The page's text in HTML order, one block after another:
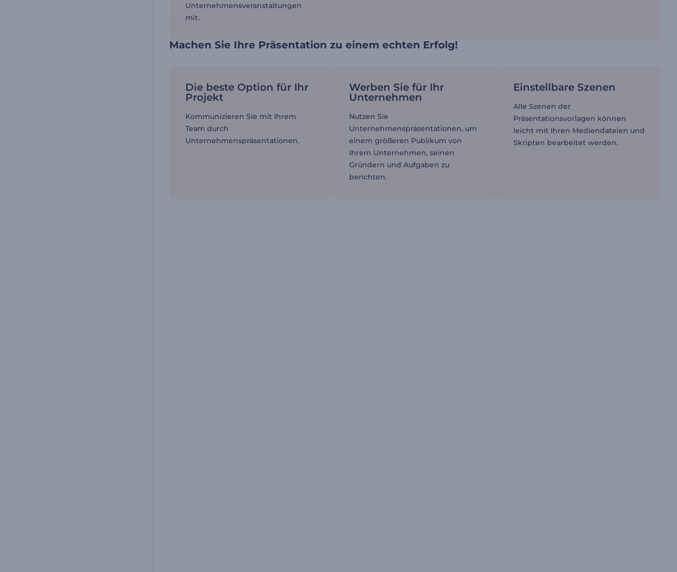
Unternehmensveranstaltungen
mit.
Machen Sie Ihre Präsentation zu einem echten Erfolg!
Die beste Option für Ihr
Projekt
Kommunizieren Sie mit Ihrem
Team durch
Unternehmenspräsentationen.
Werben Sie für Ihr
Unternehmen
Nutzen Sie
Unternehmenspräsentationen, um
einem größeren Publikum von
Ihrem Unternehmen, seinen
Gründern und Aufgaben zu
berichten.
Einstellbare Szenen
Alle Szenen der
Präsentationsvorlagen können
leicht mit Ihren Mediendateien und
Skripten bearbeitet werden.